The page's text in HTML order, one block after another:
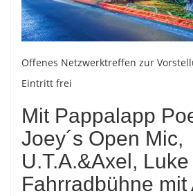
Offenes Netzwerktreffen zur
Eintritt frei
Mit Pappalapp
Joey´s Open Mic,
U.T.A.&Axel,
Fahrradbühne mit